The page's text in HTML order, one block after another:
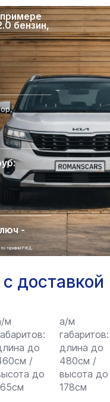
бензин,
-
по тарифам РЖД.
доставкой
м
до
/
до
а/м
габаритов:
длина до
480см /
высота до
178см